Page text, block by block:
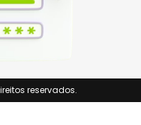
reservados.